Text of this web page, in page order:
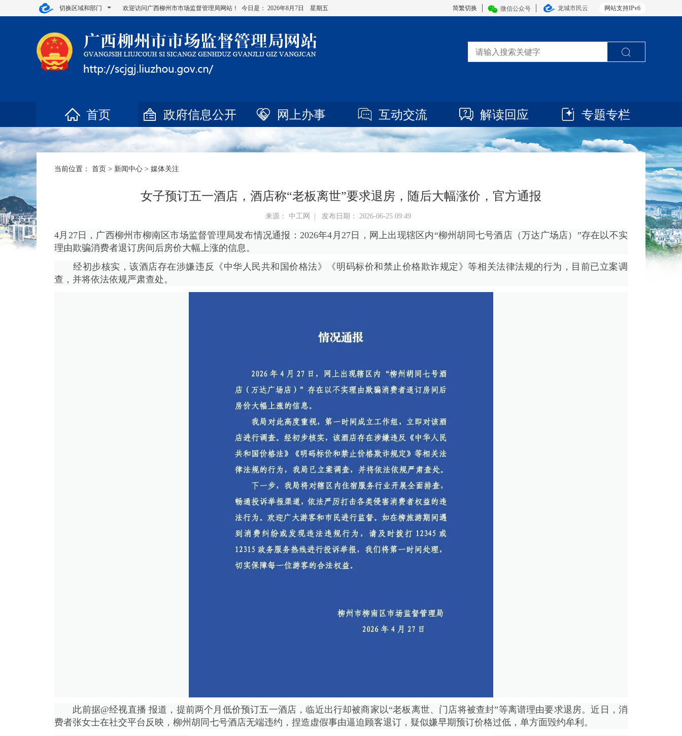
切换区域和部门 网站支持IPv6
简繁切换 微信公众号 龙城市民云
欢迎访问广西柳州市市场监督管理局网站！ 今日是： 2026年8月7日 星期五
首页 政府信息公开 网上办事 互动交流 解读回应 专题专栏
当前位置： 首页 > 新闻中心 > 媒体关注
女子预订五一酒店，酒店称“老板离世”要求退房，随后大幅涨价，官方通报
来源： 中工网 | 发布日期： 2026-06-25 09:49
4月27日，广西柳州市柳南区市场监督管理局发布情况通报：2026年4月27日，网上出现辖区内“柳州胡同七号酒店（万达广场店）”存在以不实
理由欺骗消费者退订房间后房价大幅上涨的信息。
经初步核实，该酒店存在涉嫌违反《中华人民共和国价格法》《明码标价和禁止价格欺诈规定》等相关法律法规的行为，目前已立案调
查，并将依法依规严肃查处。
此前据@经视直播 报道，提前两个月低价预订五一酒店，临近出行却被商家以“老板离世、门店将被查封”等离谱理由要求退房。近日，消
费者张女士在社交平台反映，柳州胡同七号酒店无端违约，捏造虚假事由逼迫顾客退订，疑似嫌早期预订价格过低，单方面毁约牟利。